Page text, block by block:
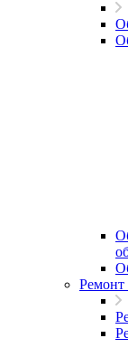
Ремонт